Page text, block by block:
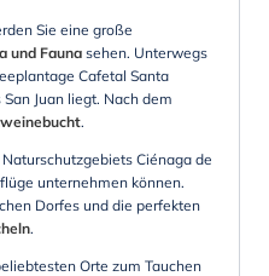
Sie eine große
und Fauna sehen. Unterwegs
Cafetal Santa
Juan liegt. Nach dem
.
Ciénaga de
unternehmen können.
Dorfes und die perfekten
.
Orte zum Tauchen